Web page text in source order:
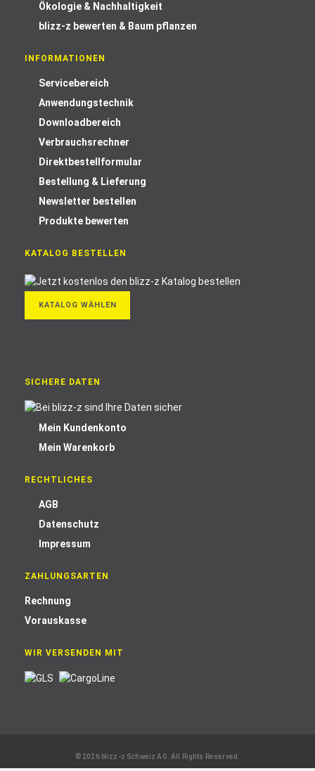
Ökologie & Nachhaltigkeit
blizz-z bewerten & Baum pflanzen
INFORMATIONEN
Servicebereich
Anwendungstechnik
Downloadbereich
Verbrauchsrechner
Direktbestellformular
Bestellung & Lieferung
Newsletter bestellen
Produkte bewerten
KATALOG BESTELLEN
KATALOG WÄHLEN
SICHERE DATEN
Mein Kundenkonto
Mein Warenkorb
RECHTLICHES
AGB
Datenschutz
Impressum
ZAHLUNGSARTEN
Rechnung
Vorauskasse
WIR VERSENDEN MIT
© 2026 blizz-z Schweiz AG. All Rights Reserved.